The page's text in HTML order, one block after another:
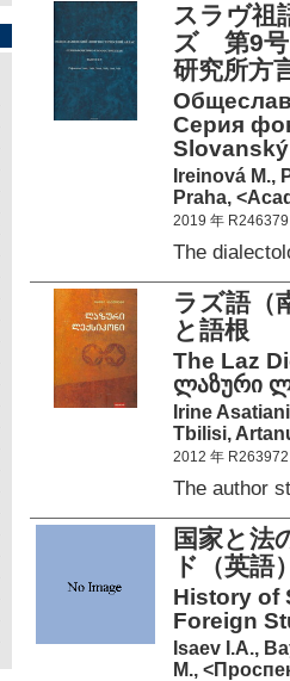
スラヴ祖
ズ 第9号
研究所方
Серия
Ireinová M.,
Praha,
2019 年 R246379
The
ラズ語（
と語根
The Laz
ლაზური
Irine Asatiani
Tbilisi,
2012 年 R263972
The author
国家と法
ド（英語
History of
Foreign
Isaev I.A.,
М.,